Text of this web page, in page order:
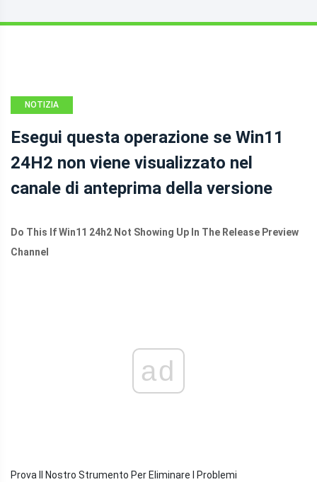
NOTIZIA
Esegui questa operazione se Win11
24H2 non viene visualizzato nel
canale di anteprima della versione
Do This If Win11 24h2 Not Showing Up In The Release Preview
Channel
ad
Prova Il Nostro Strumento Per Eliminare I Problemi